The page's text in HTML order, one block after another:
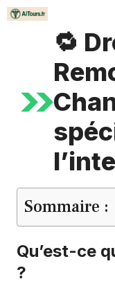
Aller
🔁
Sommaire :
Qu’est-ce
?